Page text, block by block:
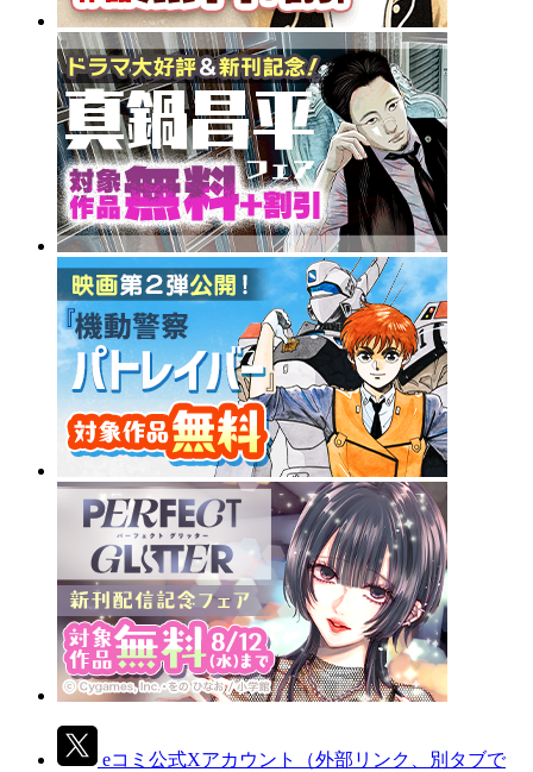
eコミ公式Xアカウント
（外部リンク、別タブで